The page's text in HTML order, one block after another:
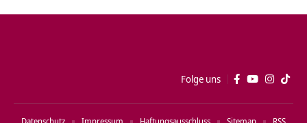
Folge uns